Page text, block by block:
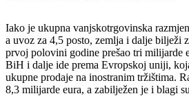
Iako je ukupna vanjskotrgovinska
a uvoz za 4,5 posto, zemlja i dalje bilježi
prvoj polovini godine prešao tri milijarde
BiH i dalje ide prema Evropskoj uniji,
ukupne prodaje na inostranim tržištima.
8,3 milijarde eura, a zabilježen je i blagi